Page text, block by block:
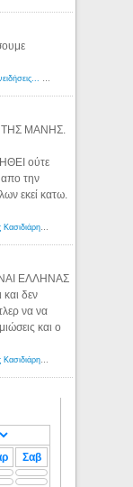
Ένα βιβλίο που πολεμήθηκε γιατί ξυπνούσε συνειδήσεις... - Λόγιος Ερμής | Η γνώση ξεκινάει με την αναζήτηση...
ΤΗΣ ΜΑΝΗΣ.
ούτε
απο την
εκεί κατω.
Αμερικανοί ρατσιστές αναρωτιούνται αν ο Ηλίας Κασιδιάρης ανήκει στη λευκή φυλή... - Λόγιος Ερμής
ΕΛΛΗΝΑΣ
δεν
να να
και ο
Αμερικανοί ρατσιστές αναρωτιούνται αν ο Ηλίας Κασιδιάρης ανήκει στη λευκή φυλή... - Λόγιος Ερμής
Σαβ